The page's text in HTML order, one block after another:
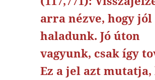
arra nézve, hogy jól
haladunk. Jó úton
vagyunk, csak így
Ez a jel azt mutatja,